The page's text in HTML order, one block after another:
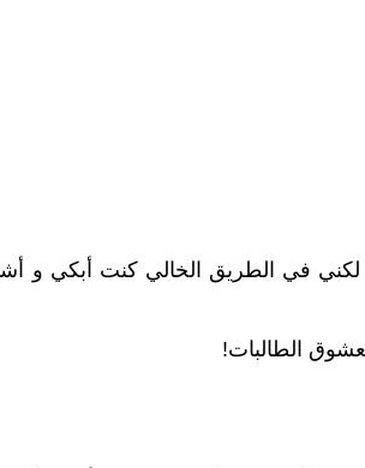
في الطريق الخالي كنت أبكي و
الطالبات!